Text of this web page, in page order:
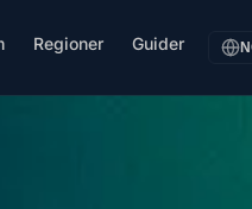
Regioner Guider